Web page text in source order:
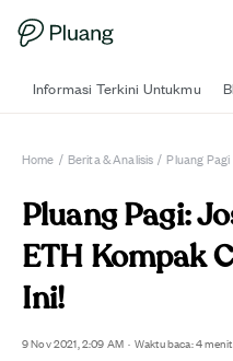
Informasi Terkini Untukmu
Home / Berita & Analisis / Pluang Pagi
Pluang Pagi:
ETH Kompak
Ini!
9 Nov 2021, 2:09 AM · Waktu baca: 4 menit